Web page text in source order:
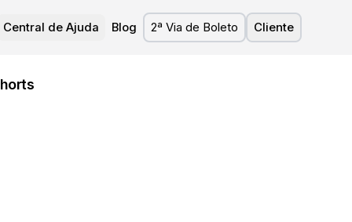
Central de Ajuda Blog 2ª Via de Boleto Cliente